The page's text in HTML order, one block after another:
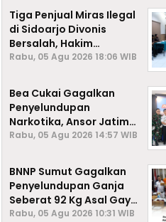
Tiga Penjual Miras Ilegal
di Sidoarjo Divonis
Bersalah, Hakim
Jatuhkan Denda hingga
Rabu, 05 Agu 2026 18:06 WIB
Bea Cukai Gagalkan
Penyelundupan
Narkotika, Ansor Jatim
Negara Tak Kalah dari
Rabu, 05 Agu 2026 14:57 WIB
BNNP Sumut Gagalkan
Penyelundupan Ganja
Seberat 92 Kg Asal Gayo
Lues, Aceh.
Rabu, 05 Agu 2026 10:31 WIB